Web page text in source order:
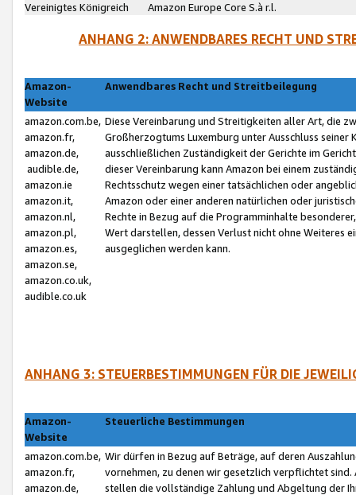
Vereinigtes Königreich
Amazon Europe Core S.à r.l.
ANHANG 2: ANWENDBARES RECHT UND
Amazon-
Website
Anwendbares Recht und Streitbeilegung
amazon.com.be,
amazon.fr,
amazon.de,
audible.de,
amazon.ie
amazon.it,
amazon.nl,
amazon.pl,
amazon.es,
amazon.se,
amazon.co.uk,
audible.co.uk
Diese Vereinbarung und Streitigkeiten aller Art, die
Großherzogtums Luxemburg unter Ausschluss
ausschließlichen Zuständigkeit der Gerichte im
dieser Vereinbarung kann Amazon bei einem
Rechtsschutz wegen einer tatsächlichen oder
Amazon oder einer anderen natürlichen oder
Rechte in Bezug auf die Programminhalte
Wert darstellen, dessen Verlust nicht ohne Weiteres
ausgeglichen werden kann.
ANHANG 3: STEUERBESTIMMUNGEN FÜR DIE
Amazon-
Website
Steuerliche Bestimmungen
amazon.com.be,
amazon.fr,
amazon.de,
Wir dürfen in Bezug auf Beträge, auf deren
vornehmen, zu denen wir gesetzlich verpflichtet
stellen die vollständige Zahlung und Abgeltung der